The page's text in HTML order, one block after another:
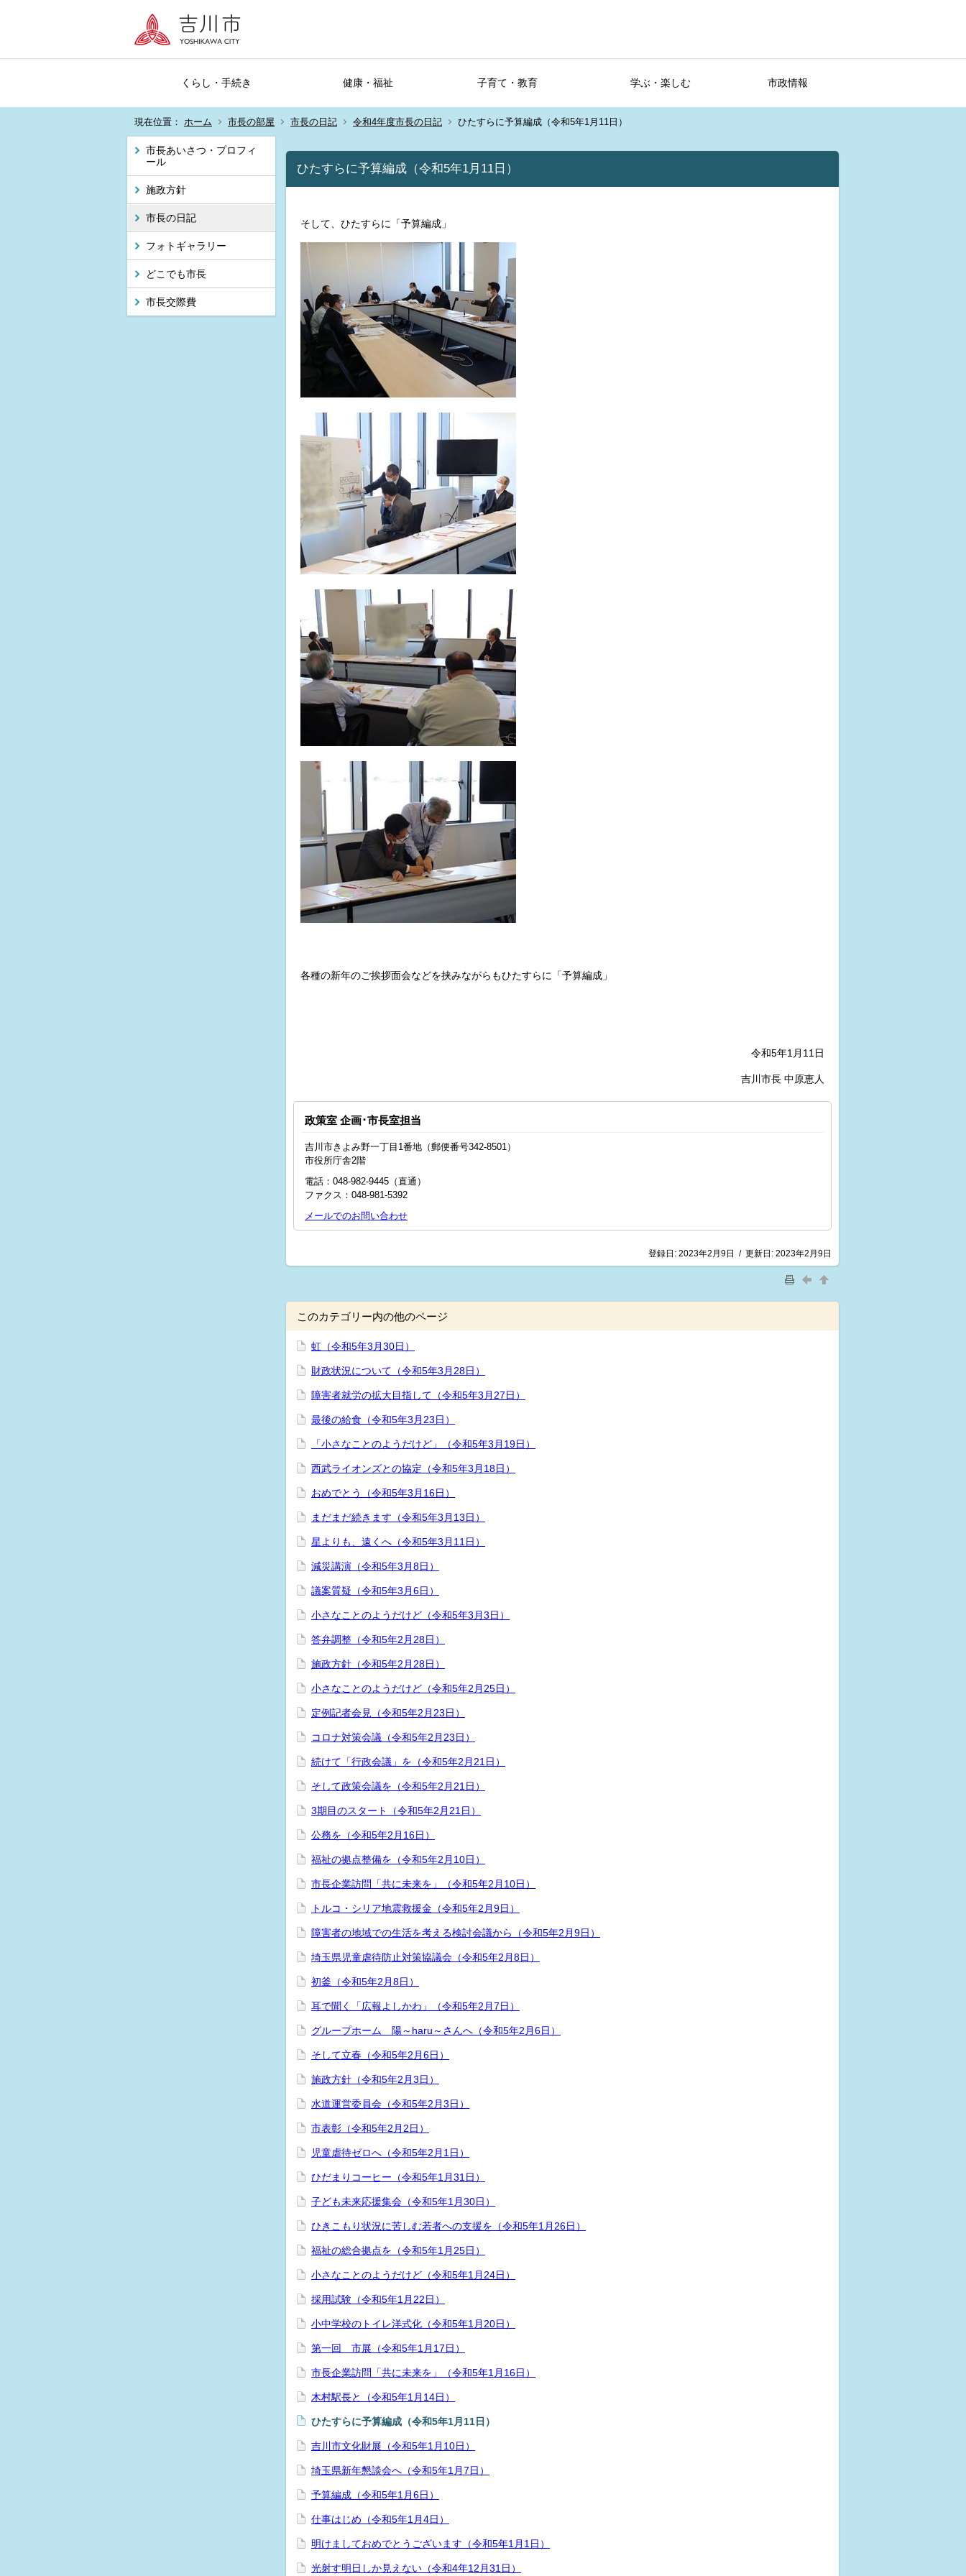
くらし・手続き 健康・福祉 子育て・教育 学ぶ・楽しむ 市政情報
現在位置： ホーム 市長の部屋 市長の日記 令和4年度市長の日記 ひたすらに予算編成（令和5年1月11日）
市長あいさつ・プロフィ
ール
施政方針
市長の日記
フォトギャラリー
どこでも市長
市長交際費
ひたすらに予算編成（令和5年1月11日）
そして、ひたすらに「予算編成」
各種の新年のご挨拶面会などを挟みながらもひたすらに「予算編成」
令和5年1月11日
吉川市長 中原恵人
政策室 企画･市長室担当
吉川市きよみ野一丁目1番地（郵便番号342-8501）
市役所庁舎2階
電話：048‐982‐9445（直通）
ファクス：048-981-5392
メールでのお問い合わせ
登録日: 2023年2月9日 / 更新日: 2023年2月9日
このカテゴリー内の他のページ
虹（令和5年3月30日）
財政状況について（令和5年3月28日）
障害者就労の拡大目指して（令和5年3月27日）
最後の給食（令和5年3月23日）
「小さなことのようだけど」（令和5年3月19日）
西武ライオンズとの協定（令和5年3月18日）
おめでとう（令和5年3月16日）
まだまだ続きます（令和5年3月13日）
星よりも、遠くへ（令和5年3月11日）
減災講演（令和5年3月8日）
議案質疑（令和5年3月6日）
小さなことのようだけど（令和5年3月3日）
答弁調整（令和5年2月28日）
施政方針（令和5年2月28日）
小さなことのようだけど（令和5年2月25日）
定例記者会見（令和5年2月23日）
コロナ対策会議（令和5年2月23日）
続けて「行政会議」を（令和5年2月21日）
そして政策会議を（令和5年2月21日）
3期目のスタート（令和5年2月21日）
公務を（令和5年2月16日）
福祉の拠点整備を（令和5年2月10日）
市長企業訪問「共に未来を」（令和5年2月10日）
トルコ・シリア地震救援金（令和5年2月9日）
障害者の地域での生活を考える検討会議から（令和5年2月9日）
埼玉県児童虐待防止対策協議会（令和5年2月8日）
初釜（令和5年2月8日）
耳で聞く「広報よしかわ」（令和5年2月7日）
グループホーム 陽～haru～さんへ（令和5年2月6日）
そして立春（令和5年2月6日）
施政方針（令和5年2月3日）
水道運営委員会（令和5年2月3日）
市表彰（令和5年2月2日）
児童虐待ゼロへ（令和5年2月1日）
ひだまりコーヒー（令和5年1月31日）
子ども未来応援集会（令和5年1月30日）
ひきこもり状況に苦しむ若者への支援を（令和5年1月26日）
福祉の総合拠点を（令和5年1月25日）
小さなことのようだけど（令和5年1月24日）
採用試験（令和5年1月22日）
小中学校のトイレ洋式化（令和5年1月20日）
第一回 市展（令和5年1月17日）
市長企業訪問「共に未来を」（令和5年1月16日）
木村駅長と（令和5年1月14日）
ひたすらに予算編成（令和5年1月11日）
吉川市文化財展（令和5年1月10日）
埼玉県新年懇談会へ（令和5年1月7日）
予算編成（令和5年1月6日）
仕事はじめ（令和5年1月4日）
明けましておめでとうございます（令和5年1月1日）
光射す明日しか見えない（令和4年12月31日）